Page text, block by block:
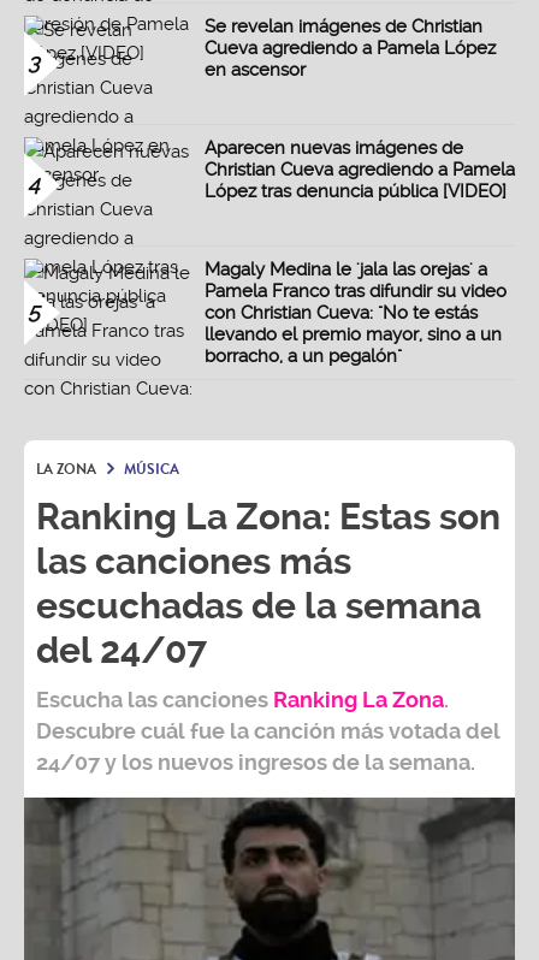
3
Se revelan imágenes de Christian
Cueva agrediendo a Pamela López
en ascensor
4
Aparecen nuevas imágenes de
Christian Cueva agrediendo a Pamela
López tras denuncia pública [VIDEO]
5
Magaly Medina le 'jala las orejas' a
Pamela Franco tras difundir su video
con Christian Cueva: "No te estás
llevando el premio mayor, sino a un
borracho, a un pegalón"
LA ZONA MÚSICA
Ranking La Zona: Estas son
las canciones más
escuchadas de la semana
del 24/07
Escucha las canciones Ranking La Zona.
Descubre cuál fue la canción más votada del
24/07y los nuevos ingresos de la semana.